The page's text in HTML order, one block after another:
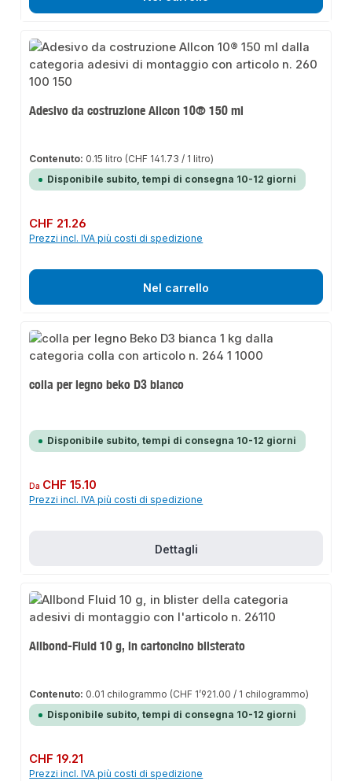
Adesivo da costruzione Allcon 10® 150 ml
Contenuto: 0.15 litro (CHF 141.73 / 1 litro)
Disponibile subito, tempi di consegna 10-12 giorni
Prezzo normale:
CHF 21.26
Prezzi incl. IVA più costi di spedizione
Nel carrello
colla per legno beko D3 bianco
Disponibile subito, tempi di consegna 10-12 giorni
Prezzo normale:
Da CHF 15.10
Prezzi incl. IVA più costi di spedizione
Dettagli
Allbond-Fluid 10 g, in cartoncino blisterato
Contenuto: 0.01 chilogrammo (CHF 1’921.00 / 1 chilogrammo)
Disponibile subito, tempi di consegna 10-12 giorni
Prezzo normale:
CHF 19.21
Prezzi incl. IVA più costi di spedizione